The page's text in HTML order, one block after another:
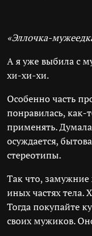
«Эллочка-
А я уже выбила с
хи-хи-хи.
Особенно часть
понравилась, как-
применять.
осуждается,
стереотипы.
Так что,
иных частях тела.
Тогда покупайте
своих мужиков.